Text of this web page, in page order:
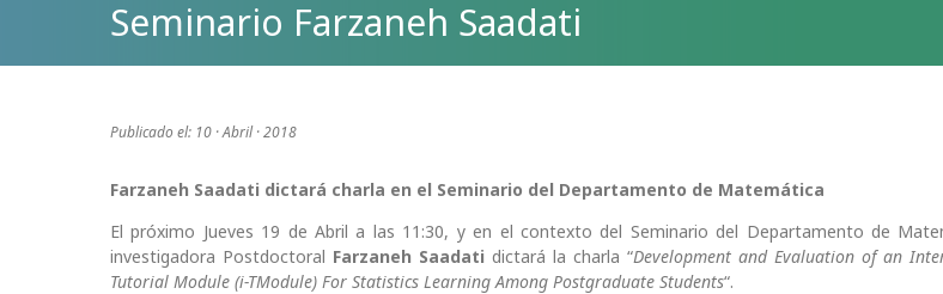
Seminario Farzaneh Saadati
Publicado el: 10 · Abril · 2018
Farzaneh Saadati dictará charla en el Seminario del Departamento de Matemática
El próximo Jueves 19 de Abril a las 11:30, y en el contexto del Seminario del Departamento de
investigadora Postdoctoral Farzaneh Saadati dictará la charla “Development and Evaluation of an
Tutorial Module (i-TModule) For Statistics Learning Among Postgraduate Students“.